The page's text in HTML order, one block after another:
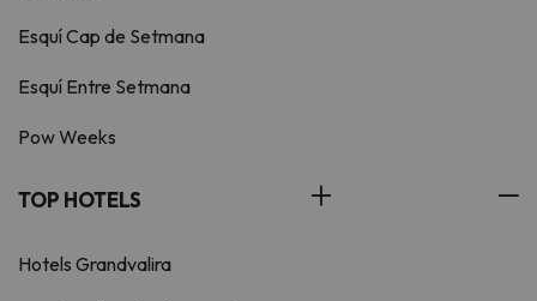
Esquí Cap de Setmana
Esquí Entre Setmana
Pow Weeks
TOP HOTELS
Hotels Grandvalira